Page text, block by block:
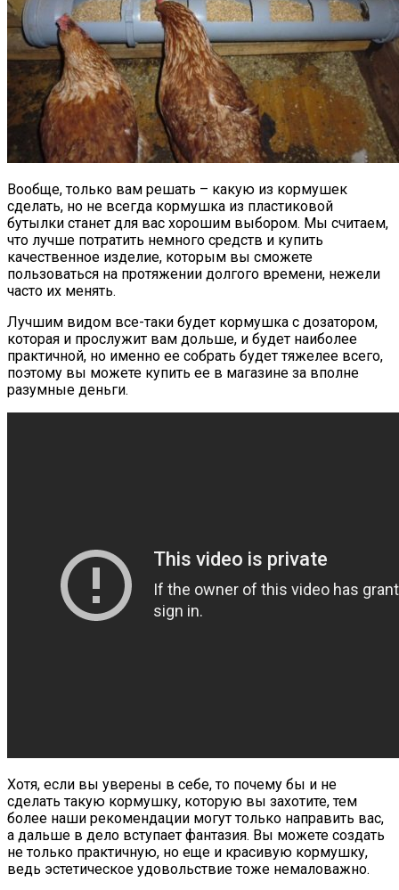
Вообще, только вам решать – какую из кормушек
сделать, но не всегда кормушка из пластиковой
бутылки станет для вас хорошим выбором. Мы считаем,
что лучше потратить немного средств и купить
качественное изделие, которым вы сможете
пользоваться на протяжении долгого времени, нежели
часто их менять.
Лучшим видом все-таки будет кормушка с дозатором,
которая и прослужит вам дольше, и будет наиболее
практичной, но именно ее собрать будет тяжелее всего,
поэтому вы можете купить ее в магазине за вполне
разумные деньги.
Хотя, если вы уверены в себе, то почему бы и не
сделать такую кормушку, которую вы захотите, тем
более наши рекомендации могут только направить вас,
а дальше в дело вступает фантазия. Вы можете создать
не только практичную, но еще и красивую кормушку,
ведь эстетическое удовольствие тоже немаловажно.